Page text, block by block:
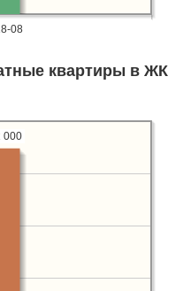
08
квартиры в ЖК
000